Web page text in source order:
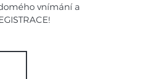
vnímání a